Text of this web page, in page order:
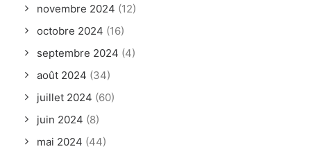
novembre 2024 (12)
octobre 2024 (16)
septembre 2024 (4)
août 2024 (34)
juillet 2024 (60)
juin 2024 (8)
mai 2024 (44)